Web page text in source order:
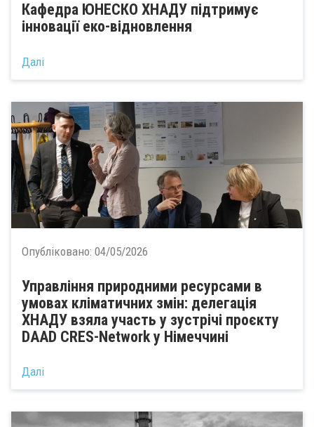
Кафедра ЮНЕСКО ХНАДУ підтримує
інновації еко-відновлення
Далі
Опубліковано: 04/05/2026
Управління природними ресурсами в
умовах кліматичних змін: делегація
ХНАДУ взяла участь у зустрічі проєкту
DAAD CRES-Network у Німеччині
Далі